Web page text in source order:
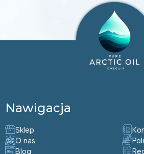
Nawigacja
Sklep
O nas
Blog